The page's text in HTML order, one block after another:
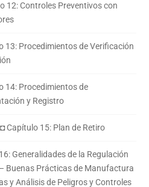
12: Controles Preventivos con
13: Procedimientos de Verificación
14: Procedimientos de
y Registro
◘ Capítulo 15: Plan de Retiro
Generalidades de la Regulación
Buenas Prácticas de Manufactura
y Análisis de Peligros y Controles